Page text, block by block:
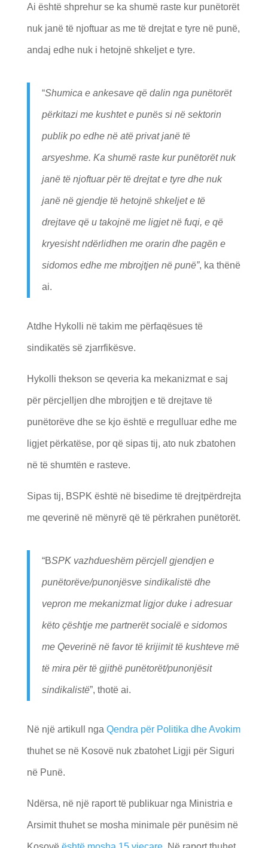
Ai është shprehur se ka shumë raste kur punëtorët
nuk janë të njoftuar as me të drejtat e tyre në punë,
andaj edhe nuk i hetojnë shkeljet e tyre.
“Shumica e ankesave që dalin nga punëtorët
përkitazi me kushtet e punës si në sektorin
publik po edhe në atë privat janë të
arsyeshme. Ka shumë raste kur punëtorët nuk
janë të njoftuar për të drejtat e tyre dhe nuk
janë në gjendje të hetojnë shkeljet e të
drejtave që u takojnë me ligjet në fuqi, e që
kryesisht ndërlidhen me orarin dhe pagën e
sidomos edhe me mbrojtjen në punë”, ka thënë
ai.
Atdhe Hykolli në takim me përfaqësues të
sindikatës së zjarrfikësve.
Hykolli thekson se qeveria ka mekanizmat e saj
për përcjelljen dhe mbrojtjen e të drejtave të
punëtorëve dhe se kjo është e rregulluar edhe me
ligjet përkatëse, por që sipas tij, ato nuk zbatohen
në të shumtën e rasteve.
Sipas tij, BSPK është në bisedime të drejtpërdrejta
me qeverinë në mënyrë që të përkrahen punëtorët.
“BSPK vazhdueshëm përcjell gjendjen e
punëtorëve/punonjësve sindikalistë dhe
vepron me mekanizmat ligjor duke i adresuar
këto çështje me partnerët socialë e sidomos
me Qeverinë në favor të krijimit të kushteve më
të mira për të gjithë punëtorët/punonjësit
sindikalistë”, thotë ai.
Në një artikull nga Qendra për Politika dhe Avokim
thuhet se në Kosovë nuk zbatohet Ligji për Siguri
në Punë.
Ndërsa, në një raport të publikuar nga Ministria e
Arsimit thuhet se mosha minimale për punësim në